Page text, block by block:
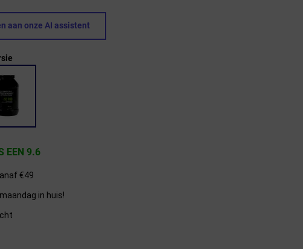
aan onze AI assistent
EEN 9.6
€49
in huis!